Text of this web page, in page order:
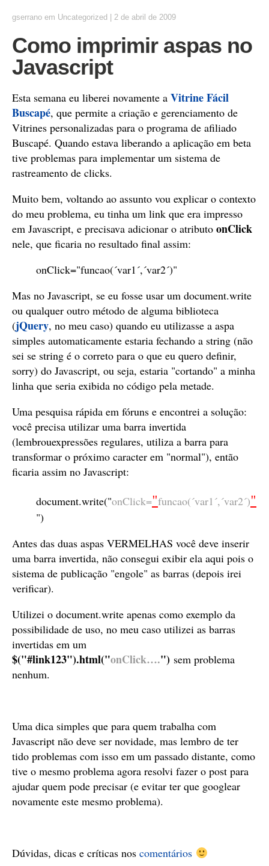
gserrano em Uncategorized 2 de abril de 2009
Como imprimir aspas no
Javascript
Esta semana eu liberei novamente a Vitrine Fácil
Buscapé, que permite a criação e gerenciamento de
Vitrines personalizadas para o programa de afiliado
Buscapé. Quando estava liberando a aplicação em beta
tive problemas para implementar um sistema de
rastreamento de clicks.
Muito bem, voltando ao assunto vou explicar o contexto
do meu problema, eu tinha um link que era impresso
em Javascript, e precisava adicionar o atributo onClick
nele, que ficaria no resultado final assim:
onClick="funcao(´var1´,´var2´)"
Mas no Javascript, se eu fosse usar um document.write
ou qualquer outro método de alguma biblioteca
(jQuery, no meu caso) quando eu utilizasse a aspa
simples automaticamente estaria fechando a string (não
sei se string é o correto para o que eu quero definir,
sorry) do Javascript, ou seja, estaria "cortando" a minha
linha que seria exibida no código pela metade.
Uma pesquisa rápida em fóruns e encontrei a solução:
você precisa utilizar uma barra invertida
(lembrouexpressões regulares, utiliza a barra para
transformar o próximo caracter em "normal"), então
ficaria assim no Javascript:
document.write("onClick="funcao(´var1´,´var2´)"
")
Antes das duas aspas VERMELHAS você deve inserir
uma barra invertida, não consegui exibir ela aqui pois o
sistema de publicação "engole" as barras (depois irei
verificar).
Utilizei o document.write apenas como exemplo da
possibilidade de uso, no meu caso utilizei as barras
invertidas em um
$("#link123").html("onClick….") sem problema
nenhum.
Uma dica simples que para quem trabalha com
Javascript não deve ser novidade, mas lembro de ter
tido problemas com isso em um passado distante, como
tive o mesmo problema agora resolvi fazer o post para
ajudar quem pode precisar (e evitar ter que googlear
novamente este mesmo problema).
Dúvidas, dicas e críticas nos comentários